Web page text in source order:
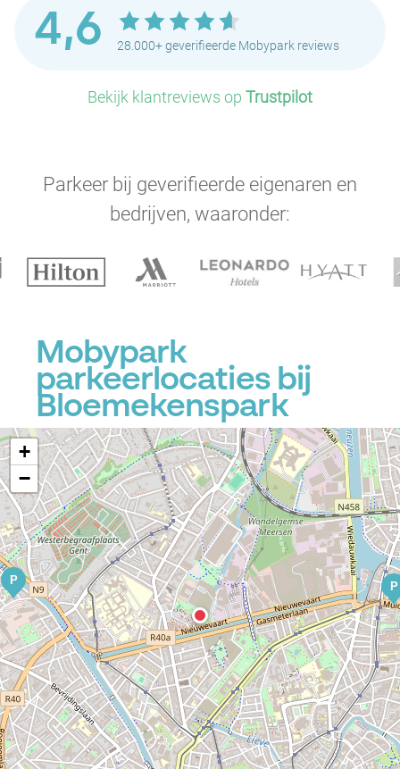
4,6 28.000+ geverifieerde Mobypark reviews
Bekijk klantreviews op Trustpilot
Parkeer bij geverifieerde eigenaren en
bedrijven, waaronder:
Mobypark
parkeerlocaties bij
Bloemekenspark
P P
+
−